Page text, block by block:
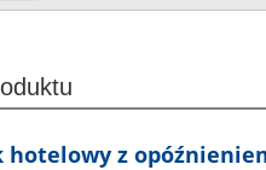
hotelowy z